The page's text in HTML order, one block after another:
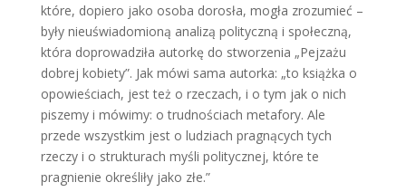
które, dopiero jako osoba dorosła, mogła zrozumieć –
były nieuświadomioną analizą polityczną i społeczną,
która doprowadziła autorkę do stworzenia „Pejzażu
dobrej kobiety”. Jak mówi sama autorka: „to książka o
opowieściach, jest też o rzeczach, i o tym jak o nich
piszemy i mówimy: o trudnościach metafory. Ale
przede wszystkim jest o ludziach pragnących tych
rzeczy i o strukturach myśli politycznej, które te
pragnienie określiły jako złe.”